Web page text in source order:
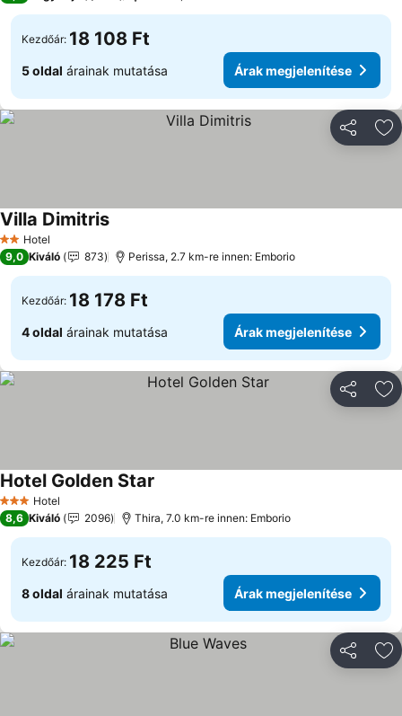
Kezdőár: 18 108 Ft
5 oldal árainak mutatása Árak megjelenítése
2 Kategória
Hotel
Villa Dimitris
9,0 Kiváló 873 Perissa, 2.7 km-re innen: Emborio
Kezdőár: 18 178 Ft
4 oldal árainak mutatása Árak megjelenítése
3 Kategória
Hotel
Hotel Golden Star
8,6 Kiváló 2096 Thira, 7.0 km-re innen: Emborio
Kezdőár: 18 225 Ft
8 oldal árainak mutatása Árak megjelenítése